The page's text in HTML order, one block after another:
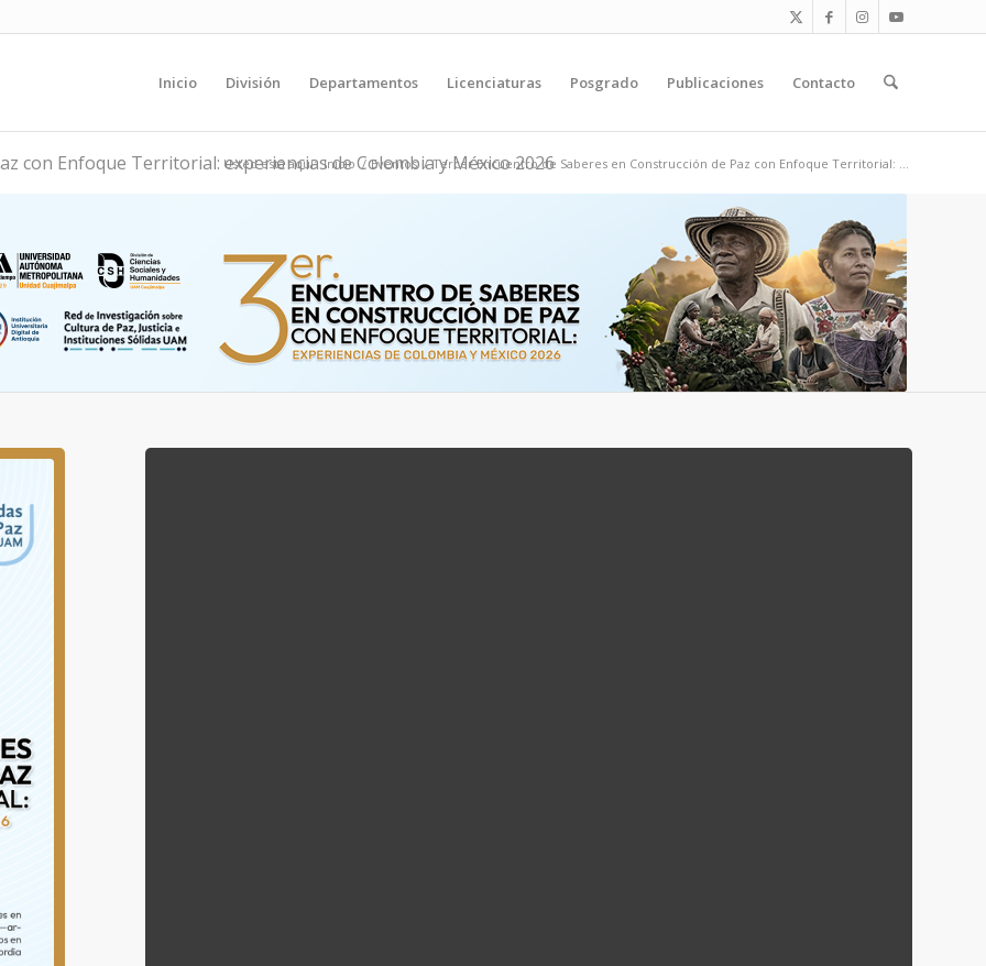
Inicio División Departamentos Licenciaturas Posgrado Publicaciones Contacto
con Enfoque Territorial: experiencias de Colombia y México 2026
Usted está aquí: Inicio / Eventos / Tercer Encuentro de Saberes en Construcción de Paz con Enfoque Territorial: ...